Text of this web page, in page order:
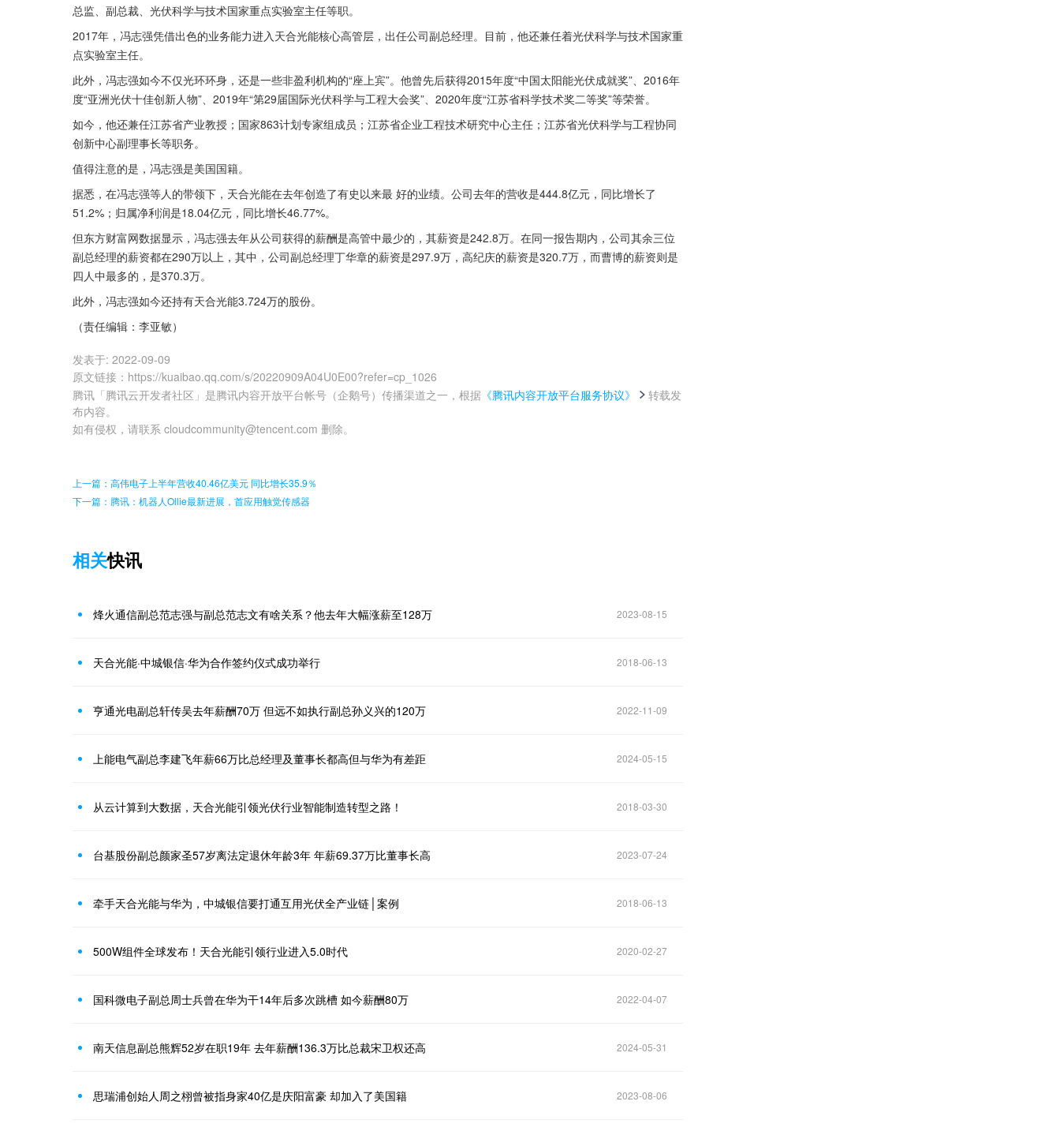
总监、副总裁、光伏科学与技术国家重点实验室主任等职。
2017年，冯志强凭借出色的业务能力进入天合光能核心高管层，出任公司副总经理。目前，他还兼任着光伏科学与技术国家重
点实验室主任。
此外，冯志强如今不仅光环环身，还是一些非盈利机构的“座上宾”。他曾先后获得2015年度“中国太阳能光伏成就奖”、2016年
度“亚洲光伏十佳创新人物”、2019年“第29届国际光伏科学与工程大会奖”、2020年度“江苏省科学技术奖二等奖”等荣誉。
如今，他还兼任江苏省产业教授；国家863计划专家组成员；江苏省企业工程技术研究中心主任；江苏省光伏科学与工程协同
创新中心副理事长等职务。
值得注意的是，冯志强是美国国籍。
据悉，在冯志强等人的带领下，天合光能在去年创造了有史以来最 好的业绩。公司去年的营收是444.8亿元，同比增长了
51.2%；归属净利润是18.04亿元，同比增长46.77%。
但东方财富网数据显示，冯志强去年从公司获得的薪酬是高管中最少的，其薪资是242.8万。在同一报告期内，公司其余三位
副总经理的薪资都在290万以上，其中，公司副总经理丁华章的薪资是297.9万，高纪庆的薪资是320.7万，而曹博的薪资则是
四人中最多的，是370.3万。
此外，冯志强如今还持有天合光能3.724万的股份。
（责任编辑：李亚敏）
发表于: 2022-09-09
原文链接 ： https://kuaibao.qq.com/s/20220909A04U0E00?refer=cp_1026
腾讯「腾讯云开发者社区」是腾讯内容开放平台帐号（企鹅号）传播渠道之一，根据 《腾讯内容开放平台服务协议》
转载发
布内容。
如有侵权，请联系 cloudcommunity@tencent.com 删除。
上一篇：高伟电子上半年营收40.46亿美元 同比增长35.9％
下一篇：腾讯：机器人Ollie最新进展，首应用触觉传感器
相关快讯
烽火通信副总范志强与副总范志文有啥关系？他去年大幅涨薪至128万 2023-08-15
天合光能·中城银信·华为合作签约仪式成功举行 2018-06-13
亨通光电副总轩传吴去年薪酬70万 但远不如执行副总孙义兴的120万 2022-11-09
上能电气副总李建飞年薪66万比总经理及董事长都高但与华为有差距 2024-05-15
从云计算到大数据，天合光能引领光伏行业智能制造转型之路！ 2018-03-30
台基股份副总颜家圣57岁离法定退休年龄3年 年薪69.37万比董事长高 2023-07-24
牵手天合光能与华为，中城银信要打通互用光伏全产业链│案例 2018-06-13
500W组件全球发布！天合光能引领行业进入5.0时代 2020-02-27
国科微电子副总周士兵曾在华为干14年后多次跳槽 如今薪酬80万 2022-04-07
南天信息副总熊辉52岁在职19年 去年薪酬136.3万比总裁宋卫权还高 2024-05-31
思瑞浦创始人周之栩曾被指身家40亿是庆阳富豪 却加入了美国籍 2023-08-06